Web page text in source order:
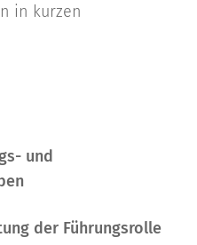
in kurzen
und
der Führungsrolle